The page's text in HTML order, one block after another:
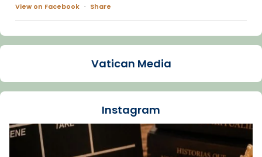
View on Facebook · Share
Arquebisbat de Barcelona
La Carmina va patir depressió. Fa gairebé
dos mesos, a l'Estadi Lluís Companys, la
Recupera l'entrevista comp
Vatican
tican News 👇
Vatican Media
Instagram